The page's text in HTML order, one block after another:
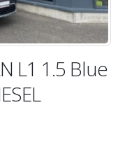
L1 1.5 Blue